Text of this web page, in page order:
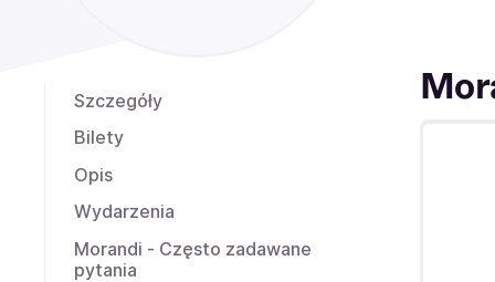
Szczegóły
Bilety
Opis
Wydarzenia
Morandi - Często zadawane
pytania